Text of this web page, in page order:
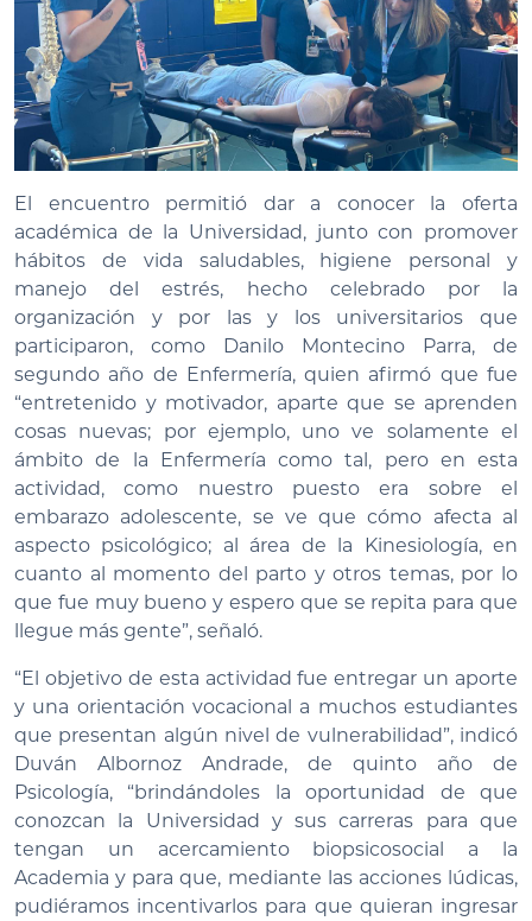
El encuentro permitió dar a conocer la oferta
académica de la Universidad, junto con promover
hábitos de vida saludables, higiene personal y
manejo del estrés, hecho celebrado por la
organización y por las y los universitarios que
participaron, como Danilo Montecino Parra, de
segundo año de Enfermería, quien afirmó que fue
“entretenido y motivador, aparte que se aprenden
cosas nuevas; por ejemplo, uno ve solamente el
ámbito de la Enfermería como tal, pero en esta
actividad, como nuestro puesto era sobre el
embarazo adolescente, se ve que cómo afecta al
aspecto psicológico; al área de la Kinesiología, en
cuanto al momento del parto y otros temas, por lo
que fue muy bueno y espero que se repita para que
llegue más gente”, señaló.
“El objetivo de esta actividad fue entregar un aporte
y una orientación vocacional a muchos estudiantes
que presentan algún nivel de vulnerabilidad”, indicó
Duván Albornoz Andrade, de quinto año de
Psicología, “brindándoles la oportunidad de que
conozcan la Universidad y sus carreras para que
tengan un acercamiento biopsicosocial a la
Academia y para que, mediante las acciones lúdicas,
pudiéramos incentivarlos para que quieran ingresar